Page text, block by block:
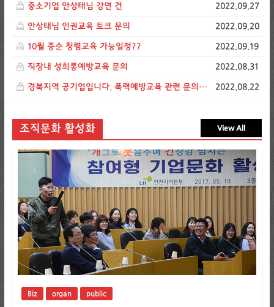
중소기업 안상태님 강연 건 2022.09.27
안상태님 인권교육 토크 문의 2022.09.20
10월 중순 청렴교육 가능일정?? 2022.09.19
직장내 성희롱예방교육 문의 2022.08.31
경북지역 공기업입니다. 폭력예방교육 관련 문의드립니다. 2022.08.22
조직문화 활성화 View All
Biz organ public